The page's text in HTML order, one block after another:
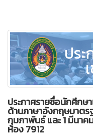
ประ
ประกาศรายชื่อนักศึกษ
ด้านภาษาอังกฤษมาตร
กุมภาพันธ์ และ 1 มีนา
ห้อง 7912